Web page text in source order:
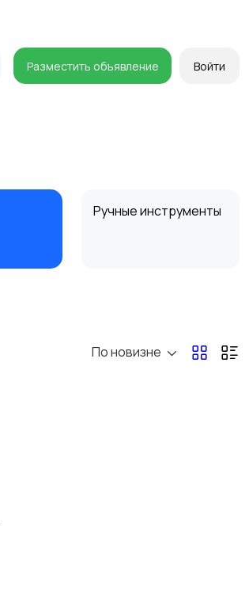
Разместить объявление Войти
Ручные инструменты
По новизне